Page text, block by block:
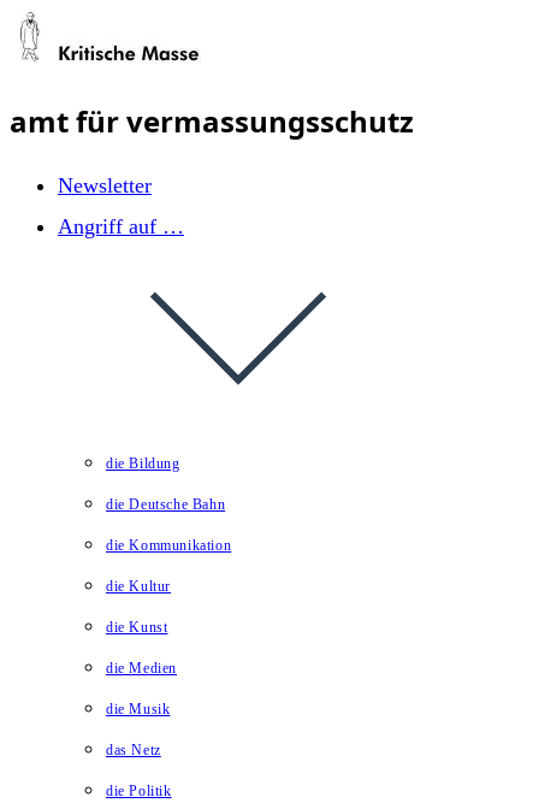
Zum
springen
amt für vermassungsschutz
Newsletter
Angriff auf …
die Bildung
die Deutsche Bahn
die Kommunikation
die Kultur
die Kunst
die Medien
die Musik
das Netz
die Politik